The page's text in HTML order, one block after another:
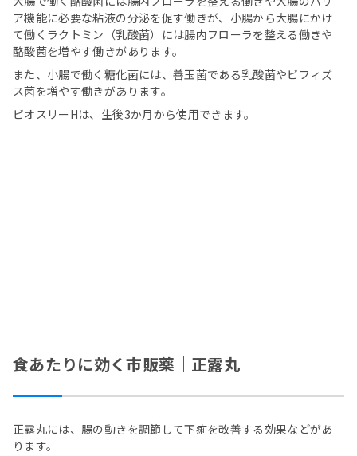
ア機能に必要な粘液の分泌を促す働きが、小腸から大腸にかけ
て働くラクトミン（乳酸菌）には腸内フローラを整える働きや
酪酸菌を増やす働きがあります。
また、小腸で働く糖化菌には、善玉菌である乳酸菌やビフィズ
ス菌を増やす働きがあります。
ビオスリーHは、生後3か月から使用できます。
食あたりに効く市販薬｜正露丸
正露丸には、腸の動きを調節して下痢を改善する効果などがあ
ります。